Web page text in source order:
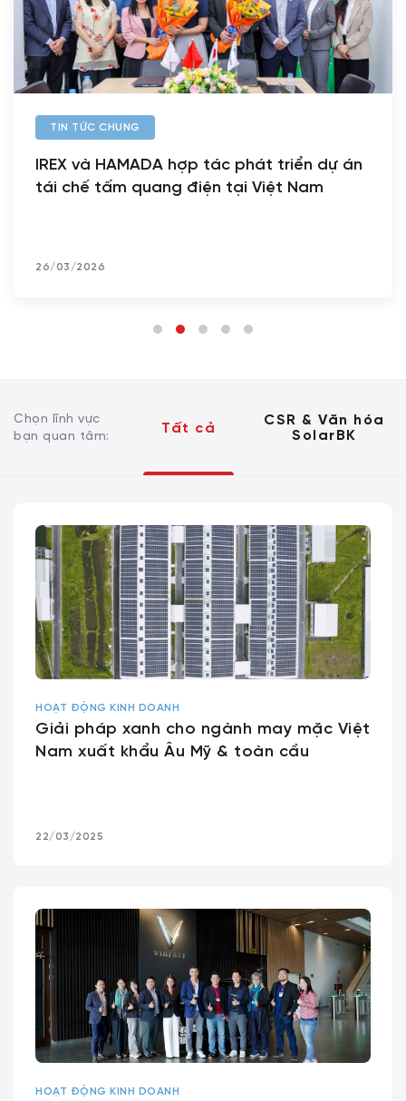
TIN TỨC CHUNG
IREX và HAMADA hợp tác phát triển dự án
tái chế tấm quang điện tại Việt Nam
26/03/2026
Chọn lĩnh vực
bạn quan tâm:
Tất cả
CSR & Văn hóa
SolarBK
HOẠT ĐỘNG KINH DOANH
Giải pháp xanh cho ngành may mặc Việt
Nam xuất khẩu Âu Mỹ & toàn cầu
22/03/2025
HOẠT ĐỘNG KINH DOANH